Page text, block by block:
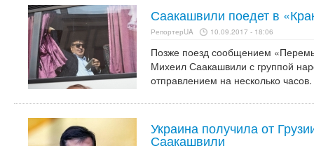
Саакашвили поедет в
РепортерUA 10.09.2017 - 18:06
Позже поезд сообщением
Михеил Саакашвили с группой
отправлением на несколько часов.
Украина получила от
Саакашвили